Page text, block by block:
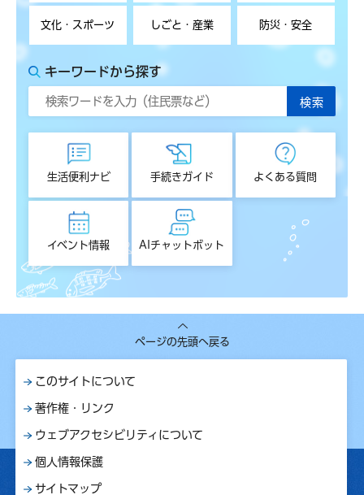
文化・スポーツ しごと・産業 防災・安全
キーワードから探す
生活便利ナビ 手続きガイド よくある質問
イベント情報 AIチャットボット
ページの先頭へ戻る
このサイトについて
著作権・リンク
ウェブアクセシビリティについて
個人情報保護
サイトマップ